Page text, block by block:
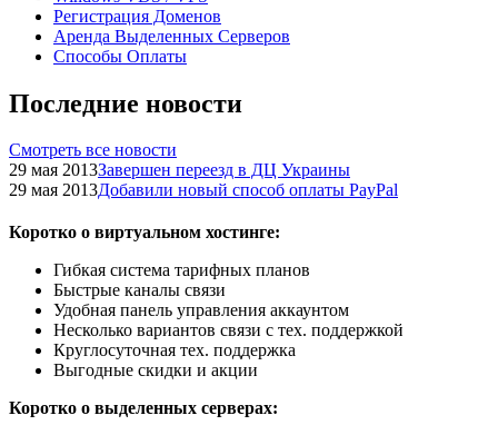
Регистрация Доменов
Аренда Выделенных Серверов
Способы Оплаты
Последние новости
Смотреть все новости
29 мая 2013Завершен переезд в ДЦ Украины
29 мая 2013Добавили новый способ оплаты PayPal
Коротко о виртуальном хостинге:
Гибкая система тарифных планов
Быстрые каналы связи
Удобная панель управления аккаунтом
Несколько вариантов связи с тех. поддержкой
Круглосуточная тех. поддержка
Выгодные скидки и акции
Коротко о выделенных серверах: